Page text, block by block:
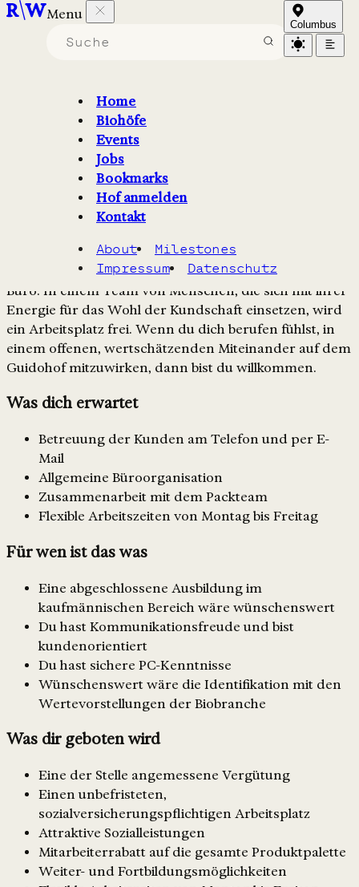
Menu
Home
Biohöfe
Events
Jobs
Bookmarks
Hof anmelden
Kontakt
About
Milestones
Impressum
Datenschutz
Columbus
Guidohof
(m/w/d) im Büro
Kundenbetreuung am Telefon und per E-Mail. 20
Stunden pro Woche in einem offenen und
wertschätzenden Team.
Der Guidohof wünscht sich eine Neubesetzung im
Büro. In einem Team von Menschen, die sich mit ihrer
Energie für das Wohl der Kundschaft einsetzen, wird
ein Arbeitsplatz frei. Wenn du dich berufen fühlst, in
einem offenen, wertschätzenden Miteinander auf dem
Guidohof mitzuwirken, dann bist du willkommen.
Was dich erwartet
Betreuung der Kunden am Telefon und per E-
Mail
Allgemeine Büroorganisation
Zusammenarbeit mit dem Packteam
Flexible Arbeitszeiten von Montag bis Freitag
Für wen ist das was
Eine abgeschlossene Ausbildung im
kaufmännischen Bereich wäre wünschenswert
Du hast Kommunikationsfreude und bist
kundenorientiert
Du hast sichere PC-Kenntnisse
Wünschenswert wäre die Identifikation mit den
Wertevorstellungen der Biobranche
Was dir geboten wird
Eine der Stelle angemessene Vergütung
Einen unbefristeten,
sozialversicherungspflichtigen Arbeitsplatz
Attraktive Sozialleistungen
Mitarbeiterrabatt auf die gesamte Produktpalette
Weiter- und Fortbildungsmöglichkeiten